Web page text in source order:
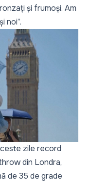
și frumoși. Am
noi”.
zile record
din Londra,
de 35 de grade